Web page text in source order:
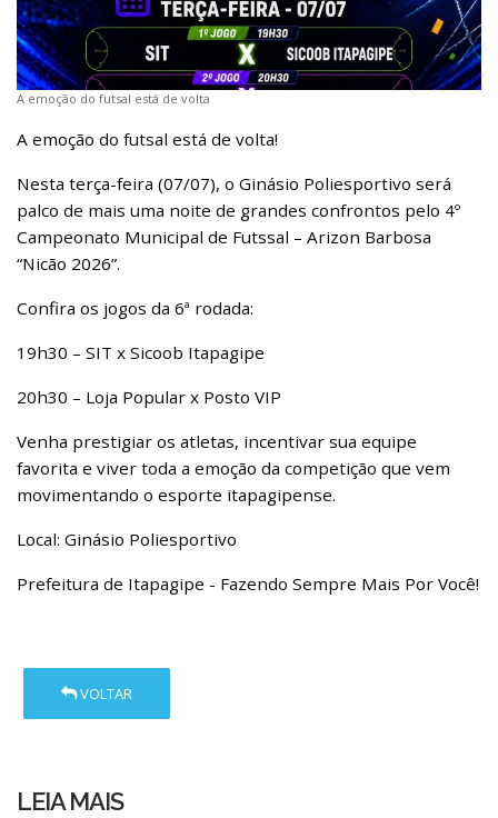
A emoção do futsal está de volta
A emoção do futsal está de volta!
Nesta terça-feira (07/07), o Ginásio Poliesportivo será
palco de mais uma noite de grandes confrontos pelo 4º
Campeonato Municipal de Futssal – Arizon Barbosa
“Nicão 2026”.
Confira os jogos da 6ª rodada:
19h30 – SIT x Sicoob Itapagipe
20h30 – Loja Popular x Posto VIP
Venha prestigiar os atletas, incentivar sua equipe
favorita e viver toda a emoção da competição que vem
movimentando o esporte itapagipense.
Local: Ginásio Poliesportivo
Prefeitura de Itapagipe - Fazendo Sempre Mais Por Você!
VOLTAR
LEIA MAIS